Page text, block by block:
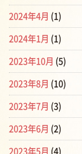
2024年4月 (1)
2024年1月 (1)
2023年10月 (5)
2023年8月 (10)
2023年7月 (3)
2023年6月 (2)
2023年5月 (4)